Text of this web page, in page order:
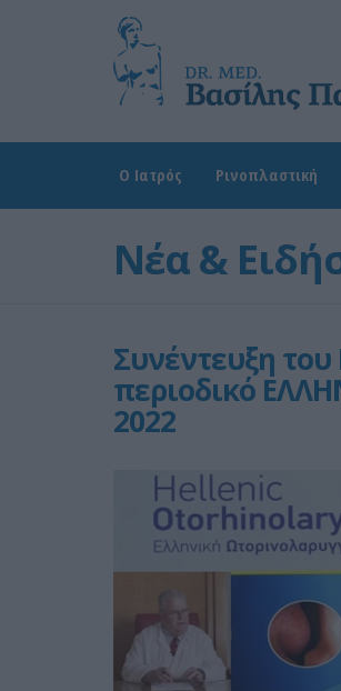
Ο Ιατρός Ρινοπλαστική
Νέα &
Συνέντευξη του
περιοδικό
2022